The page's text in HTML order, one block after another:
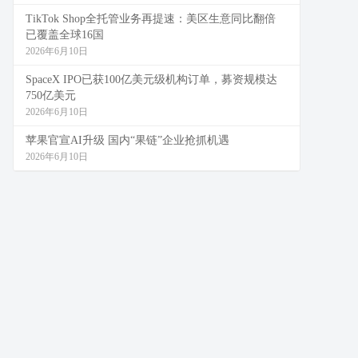
TikTok Shop全托管业务再提速：美区生意同比翻倍
已覆盖全球16国
2026年6月10日
SpaceX IPO已获100亿美元级机构订单，募资规模达
750亿美元
2026年6月10日
苹果官宣AI升级 国内“果链”企业抢抓机遇
2026年6月10日